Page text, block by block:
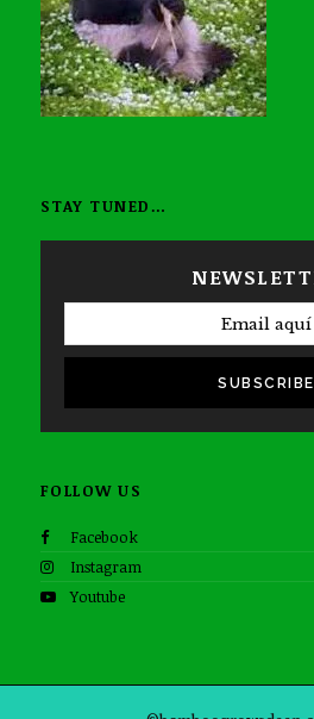
STAY TUNED…
SUBSCRIBE
FOLLOW US
Facebook
Instagram
Youtube